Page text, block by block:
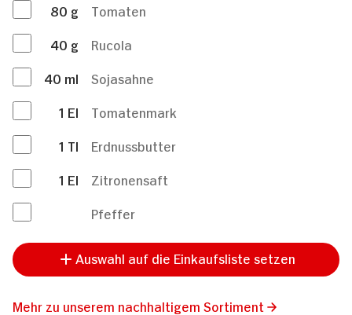
80 g
Tomaten
40 g
Rucola
40 ml
Sojasahne
1 El
Tomatenmark
1 Tl
Erdnussbutter
1 El
Zitronensaft
Pfeffer
Auswahl auf die Einkaufsliste setzen
Mehr zu unserem nachhaltigem Sortiment